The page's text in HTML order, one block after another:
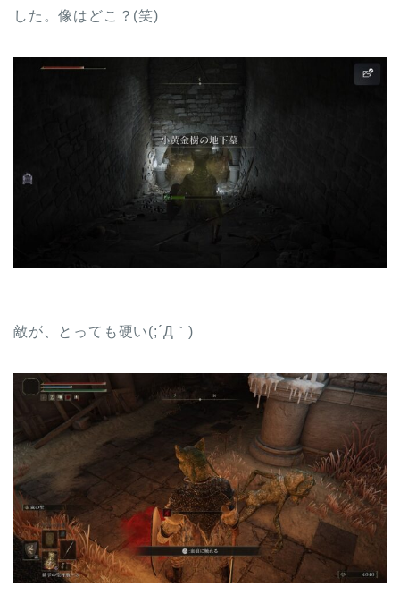
した。像はどこ？(笑)
敵が、とっても硬い(;´Д｀)